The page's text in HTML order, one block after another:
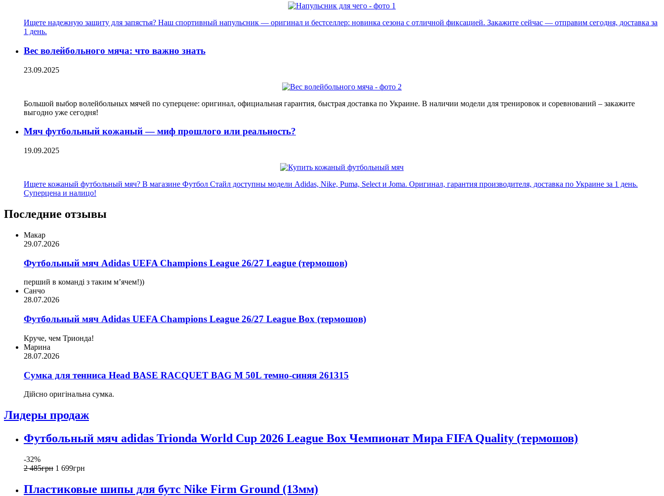
Ищете надежную защиту для запястья? Наш спортивный напульсник — оригинал и бестселлер: новинка сезона с отличной фиксацией. Закажите сейчас — отправим сегодня, доставка за
1 день.
Вес волейбольного мяча: что важно знать
23.09.2025
Большой выбор волейбольных мячей по суперцене: оригинал, официальная гарантия, быстрая доставка по Украине. В наличии модели для тренировок и соревнований – закажите
выгодно уже сегодня!
Мяч футбольный кожаный — миф прошлого или реальность?
19.09.2025
Ищете кожаный футбольный мяч? В магазине Футбол Стайл доступны модели Adidas, Nike, Puma, Select и Joma. Оригинал, гарантия производителя, доставка по Украине за 1 день.
Суперцена и налицо!
Последние отзывы
Макар
29.07.2026
Футбольный мяч Adidas UEFA Champions League 26/27 League (термошов)
перший в команді з таким мʼячем!))
Санчо
28.07.2026
Футбольный мяч Adidas UEFA Champions League 26/27 League Box (термошов)
Круче, чем Трионда!
Марина
28.07.2026
Сумка для тенниса Head BASE RACQUET BAG M 50L темно-синяя 261315
Дійсно оригінальна сумка.
Лидеры продаж
Футбольный мяч adidas Trionda World Cup 2026 League Box Чемпионат Мира FIFA Quality (термошов)
-32%
2 485грн 1 699грн
Пластиковые шипы для бутс Nike Firm Ground (13мм)